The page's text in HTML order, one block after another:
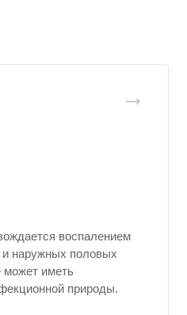
воспалением
и наружных половых
может иметь
природы.